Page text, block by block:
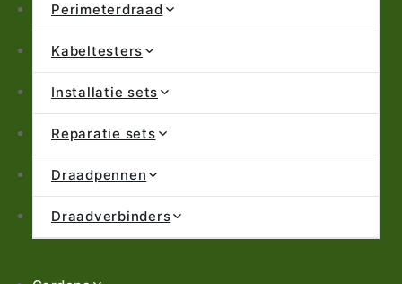
Perimeterdraad
Kabeltesters
Installatie sets
Reparatie sets
Draadpennen
Draadverbinders